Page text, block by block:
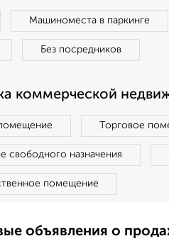
Машиноместа в паркинге
Без посредников
коммерческой
Торговое
свободного назначения
помещение
объявления о